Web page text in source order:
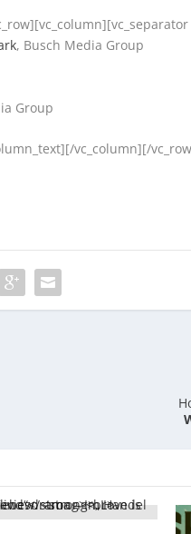
, Busch Media Group
Group
vc_column][/